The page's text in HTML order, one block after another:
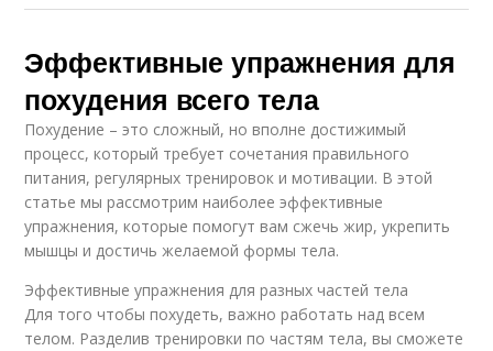
Эффективные упражнения для
похудения всего тела
Похудение – это сложный, но вполне достижимый
процесс, который требует сочетания правильного
питания, регулярных тренировок и мотивации. В этой
статье мы рассмотрим наиболее эффективные
упражнения, которые помогут вам сжечь жир, укрепить
мышцы и достичь желаемой формы тела.
Эффективные упражнения для разных частей тела
Для того чтобы похудеть, важно работать над всем
телом. Разделив тренировки по частям тела, вы сможете